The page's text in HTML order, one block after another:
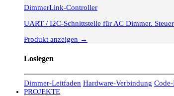
DimmerLink-Controller
UART / I2C-Schnittstelle für AC Dimmer.
Produkt anzeigen →
Loslegen
Dimmer-Leitfaden Hardware-Verbindung
PROJEKTE